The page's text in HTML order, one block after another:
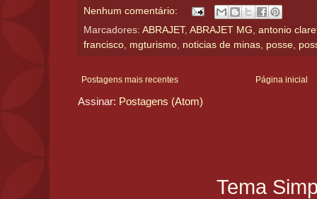
Nenhum comentário:
Marcadores: ABRAJET, ABRAJET MG antonio
francisco mgturismo noticias de minas posse
Postagens mais recentes Página inicial
Assinar: Postagens (Atom)
Tema